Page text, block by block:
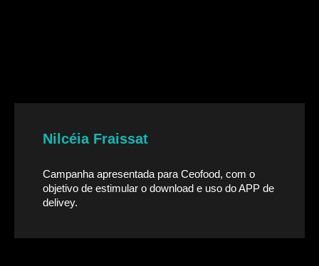
Nilcéia Fraissat
Campanha apresentada para Ceofood, com o
objetivo de estimular o download e uso do APP de
delivey.